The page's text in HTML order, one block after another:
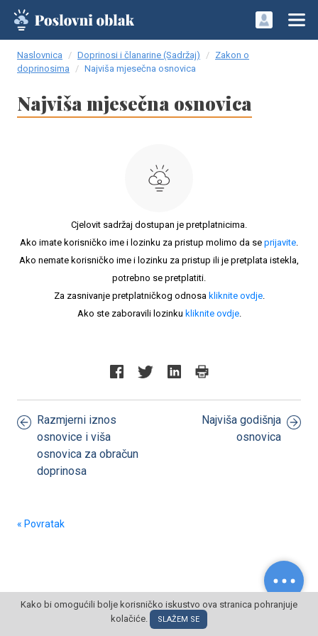
Naslovnica Doprinosi i članarine (Sadržaj)
Zakon o
doprinosima
Najviša mjesečna osnovica
Najviša mjesečna osnovica
Cjelovit sadržaj dostupan je pretplatnicima.
Ako imate korisničko ime i lozinku za pristup molimo da se prijavite.
Ako nemate korisničko ime i lozinku za pristup ili je pretplata istekla,
potrebno se pretplatiti.
Za zasnivanje pretplatničkog odnosa kliknite ovdje.
Ako ste zaboravili lozinku kliknite ovdje.
Razmjerni iznos
osnovice i viša
osnovica za obračun
doprinosa
Najviša godišnja
osnovica
« Povratak
© POSLOVNI OBLAK Sva prava pridržana
Kako bi omogućili bolje korisničko iskustvo ova stranica pohranjuje
kolačiće.
SLAŽEM SE